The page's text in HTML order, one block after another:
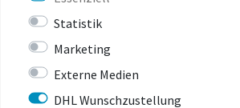
Statistik
Marketing
Externe Medien
DHL Wunschzustellung